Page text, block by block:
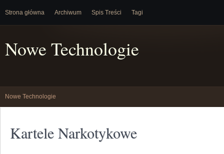
Strona główna Archiwum Spis Treści Tagi
Nowe Technologie
Nowe Technologie
Kartele Narkotykowe